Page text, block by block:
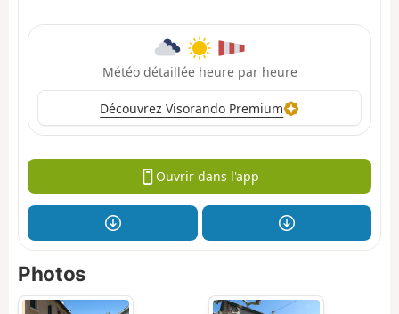
Météo détaillée heure par heure
Découvrez Visorando Premium
Ouvrir dans l'app
Photos